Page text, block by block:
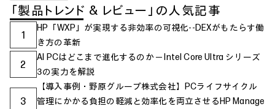
「製品トレンド & レビュー」の人気記事
1
HP「WXP」が実現する非効率の可視化--DEXがもたらす働
き方の革新
2
AI PCはどこまで進化するのか ─ Intel Core Ultra シリーズ
3の実力を解説
3
【導入事例・野原グループ株式会社】PCライフサイクル
管理にかかる負担の軽減と効率化を両立させるHP Manage